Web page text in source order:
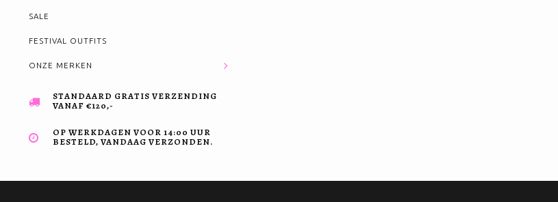
SALE
FESTIVAL OUTFITS
ONZE MERKEN
STANDAARD GRATIS VERZENDING
VANAF €120,-
OP WERKDAGEN VOOR 14:00 UUR
BESTELD, VANDAAG VERZONDEN.